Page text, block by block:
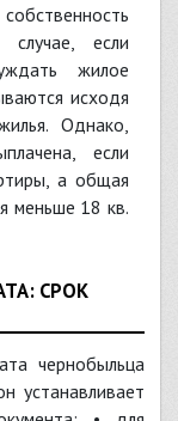
случае, если
жилое
исходя
Однако,
если
а общая
меньше 18 кв.
СРОК
чернобыльца
устанавливает